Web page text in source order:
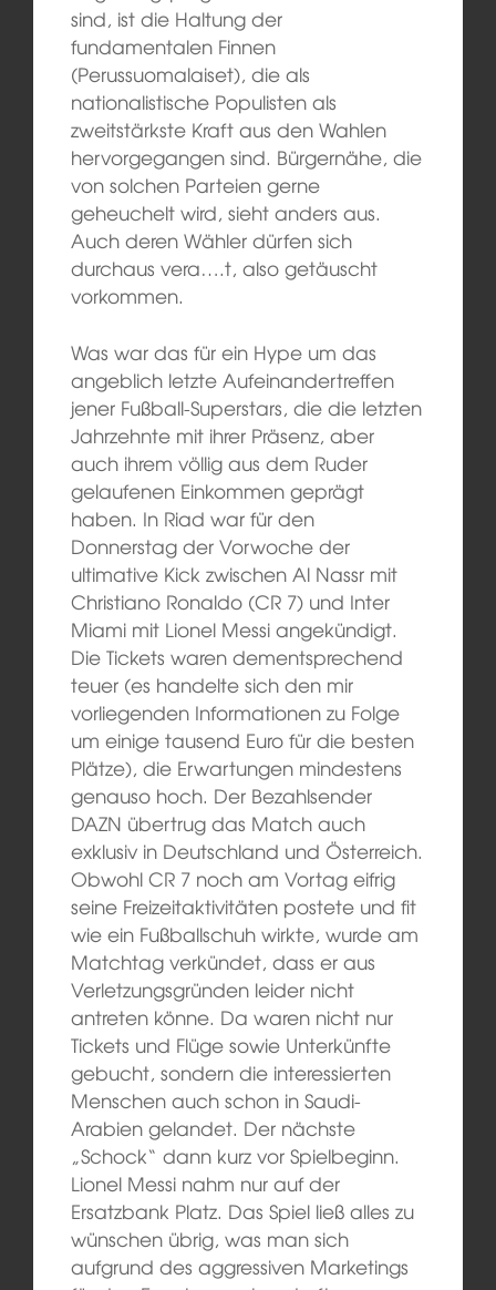
sind, ist die Haltung der
fundamentalen Finnen
(Perussuomalaiset), die als
nationalistische Populisten als
zweitstärkste Kraft aus den Wahlen
hervorgegangen sind. Bürgernähe, die
von solchen Parteien gerne
geheuchelt wird, sieht anders aus.
Auch deren Wähler dürfen sich
durchaus vera….t, also getäuscht
vorkommen.
Was war das für ein Hype um das
angeblich letzte Aufeinandertreffen
jener Fußball-Superstars, die die letzten
Jahrzehnte mit ihrer Präsenz, aber
auch ihrem völlig aus dem Ruder
gelaufenen Einkommen geprägt
haben. In Riad war für den
Donnerstag der Vorwoche der
ultimative Kick zwischen Al Nassr mit
Christiano Ronaldo (CR 7) und Inter
Miami mit Lionel Messi angekündigt.
Die Tickets waren dementsprechend
teuer (es handelte sich den mir
vorliegenden Informationen zu Folge
um einige tausend Euro für die besten
Plätze), die Erwartungen mindestens
genauso hoch. Der Bezahlsender
DAZN übertrug das Match auch
exklusiv in Deutschland und Österreich.
Obwohl CR 7 noch am Vortag eifrig
seine Freizeitaktivitäten postete und fit
wie ein Fußballschuh wirkte, wurde am
Matchtag verkündet, dass er aus
Verletzungsgründen leider nicht
antreten könne. Da waren nicht nur
Tickets und Flüge sowie Unterkünfte
gebucht, sondern die interessierten
Menschen auch schon in Saudi-
Arabien gelandet. Der nächste
„Schock“ dann kurz vor Spielbeginn.
Lionel Messi nahm nur auf der
Ersatzbank Platz. Das Spiel ließ alles zu
wünschen übrig, was man sich
aufgrund des aggressiven Marketings